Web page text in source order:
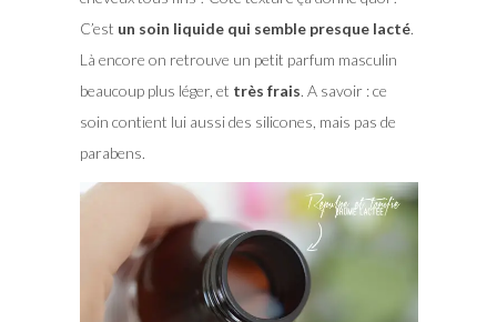
C’est un soin liquide qui semble presque lacté.
Là encore on retrouve un petit parfum masculin
beaucoup plus léger, et très frais. A savoir : ce
soin contient lui aussi des silicones, mais pas de
parabens.